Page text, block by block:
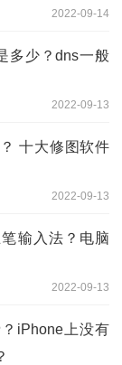
2022-09-14
多少？dns一般
2022-09-13
十大修图软件
2022-09-13
输入法？电脑
2022-09-13
iPhone上没有